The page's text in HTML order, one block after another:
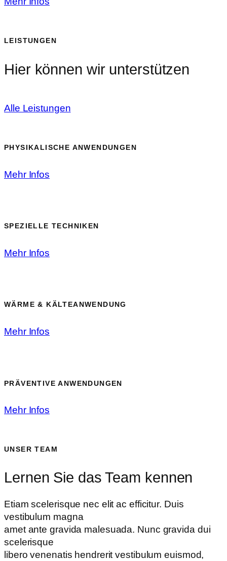
LEISTUNGEN
Hier können wir unterstützen
Alle Leistungen
PHYSIKALISCHE ANWENDUNGEN
Mehr Infos
SPEZIELLE TECHNIKEN
Mehr Infos
WÄRME & KÄLTEANWENDUNG
Mehr Infos
PRÄVENTIVE ANWENDUNGEN
Mehr Infos
UNSER TEAM
Lernen Sie das Team kennen
Etiam scelerisque nec elit ac efficitur. Duis
vestibulum magna
amet ante gravida malesuada. Nunc gravida dui
scelerisque
libero venenatis hendrerit vestibulum euismod,